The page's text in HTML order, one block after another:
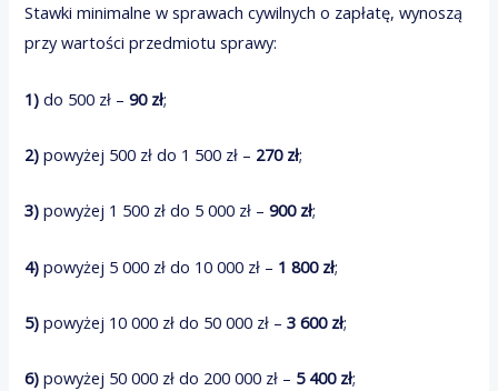
Stawki minimalne w sprawach cywilnych o zapłatę, wynoszą
przy wartości przedmiotu sprawy:
1) do 500 zł –90 zł;
2) powyżej 500 zł do 1 500 zł – 270 zł;
3) powyżej 1 500 zł do 5 000 zł –900 zł;
4) powyżej 5 000 zł do 10 000 zł – 1 800 zł;
5) powyżej 10 000 zł do 50 000 zł –3 600 zł;
6) powyżej 50 000 zł do 200 000 zł – 5 400 zł;